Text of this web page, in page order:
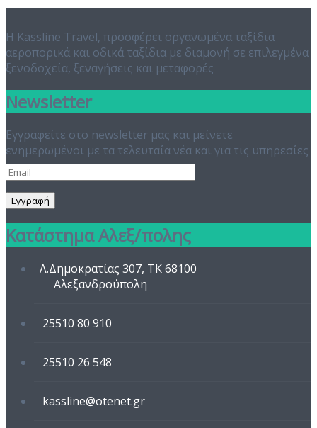
Η Kassline Travel, προσφέρει οργανωμένα ταξίδια
αεροπορικά και οδικά ταξίδια με διαμονή σε επιλεγμένα
ξενοδοχεία, ξεναγήσεις και μεταφορές
Newsletter
Εγγραφείτε στο newsletter μας και μείνετε
ενημερωμένοι με τα τελευταία νέα και για τις υπηρεσίες
μας
Κατάστημα Αλεξ/πολης
Λ.Δημοκρατίας 307, TK 68100
Αλεξανδρούπολη
25510 80 910
25510 26 548
kassline@otenet.gr